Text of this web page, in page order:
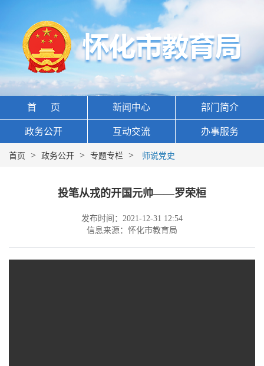
首 页 新闻中心 部门简介
政务公开 互动交流 办事服务
首页 > 政务公开 > 专题专栏 > 师说党史
投笔从戎的开国元帅——罗荣桓
发布时间：2021-12-31 12:54
信息来源：怀化市教育局